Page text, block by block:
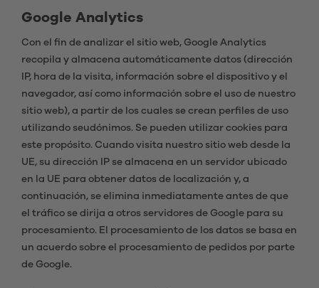
Google Analytics
Con el fin de analizar el sitio web, Google Analytics
recopila y almacena automáticamente datos (dirección
IP, hora de la visita, información sobre el dispositivo y el
navegador, así como información sobre el uso de nuestro
sitio web), a partir de los cuales se crean perfiles de uso
utilizando seudónimos. Se pueden utilizar cookies para
este propósito. Cuando visita nuestro sitio web desde la
UE, su dirección IP se almacena en un servidor ubicado
en la UE para obtener datos de localización y, a
continuación, se elimina inmediatamente antes de que
el tráfico se dirija a otros servidores de Google para su
procesamiento. El procesamiento de los datos se basa en
un acuerdo sobre el procesamiento de pedidos por parte
de Google.